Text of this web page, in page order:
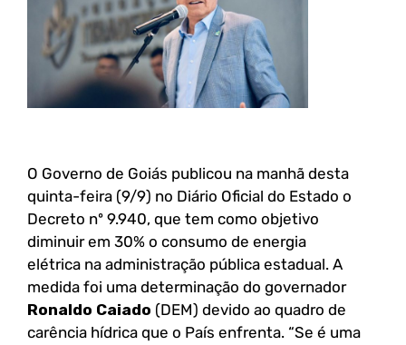
O Governo de Goiás publicou na manhã desta
quinta-feira (9/9) no Diário Oficial do Estado o
Decreto nº 9.940, que tem como objetivo
diminuir em 30% o consumo de energia
elétrica na administração pública estadual. A
medida foi uma determinação do governador
Ronaldo Caiado (DEM) devido ao quadro de
carência hídrica que o País enfrenta. “Se é uma